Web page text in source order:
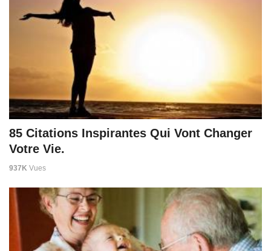
85 Citations Inspirantes Qui Vont Changer
Votre Vie.
937K Vues